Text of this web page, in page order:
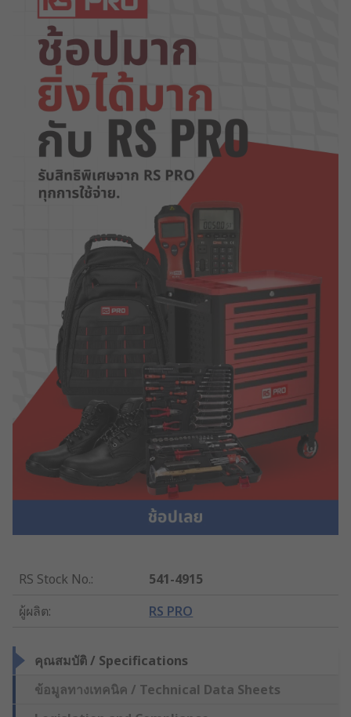
RS Stock No.:
541-4915
ผู้ผลิต: RS PRO
คุณสมบัติ / Specifications
ข้อมูลทางเทคนิค / Technical Data Sheets